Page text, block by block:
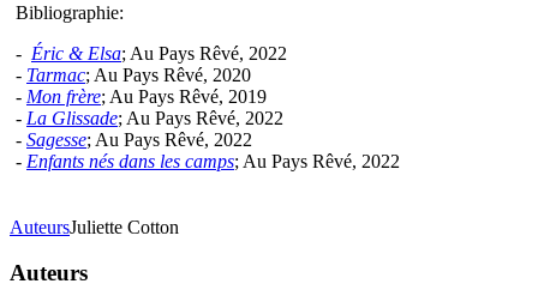
Bibliographie:
- Éric & Elsa; Au Pays Rêvé, 2022
- Tarmac; Au Pays Rêvé, 2020
- Mon frère; Au Pays Rêvé, 2019
- La Glissade; Au Pays Rêvé, 2022
- Sagesse; Au Pays Rêvé, 2022
- Enfants nés dans les camps; Au Pays Rêvé, 2022
AuteursJuliette Cotton
Auteurs